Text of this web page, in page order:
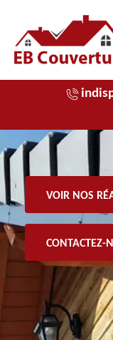
VOIR NOS
CONTACTEZ-